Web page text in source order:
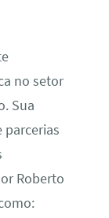
no setor
Sua
parcerias
Roberto